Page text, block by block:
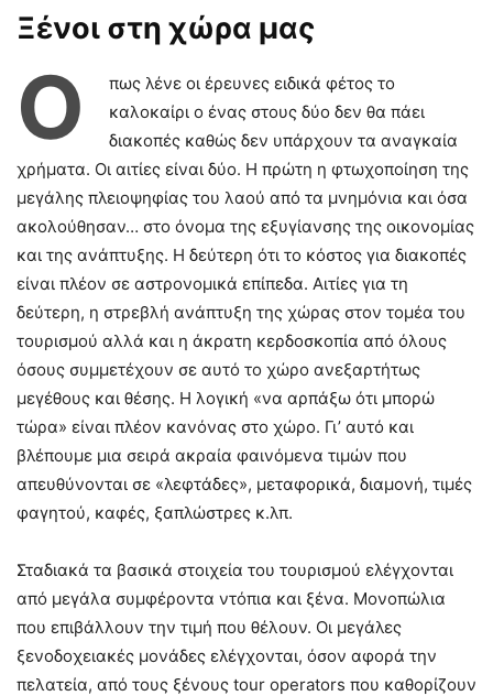
Ξένοι στη χώρα μας
Ό
πως λένε οι έρευνες ειδικά φέτος το
καλοκαίρι ο ένας στους δύο δεν θα πάει
διακοπές καθώς δεν υπάρχουν τα αναγκαία
χρήματα. Οι αιτίες είναι δύο. Η πρώτη η φτωχοποίηση της
μεγάλης πλειοψηφίας του λαού από τα μνημόνια και όσα
ακολούθησαν… στο όνομα της εξυγίανσης της οικονομίας
και της ανάπτυξης. Η δεύτερη ότι το κόστος για διακοπές
είναι πλέον σε αστρονομικά επίπεδα. Αιτίες για τη
δεύτερη, η στρεβλή ανάπτυξη της χώρας στον τομέα του
τουρισμού αλλά και η άκρατη κερδοσκοπία από όλους
όσους συμμετέχουν σε αυτό το χώρο ανεξαρτήτως
μεγέθους και θέσης. Η λογική «να αρπάξω ότι μπορώ
τώρα» είναι πλέον κανόνας στο χώρο. Γι’ αυτό και
βλέπουμε μια σειρά ακραία φαινόμενα τιμών που
απευθύνονται σε «λεφτάδες», μεταφορικά, διαμονή, τιμές
φαγητού, καφές, ξαπλώστρες κ.λπ.
Σταδιακά τα βασικά στοιχεία του τουρισμού ελέγχονται
από μεγάλα συμφέροντα ντόπια και ξένα. Μονοπώλια
που επιβάλλουν την τιμή που θέλουν. Οι μεγάλες
ξενοδοχειακές μονάδες ελέγχονται, όσον αφορά την
πελατεία, από τους ξένους tour operators που καθορίζουν